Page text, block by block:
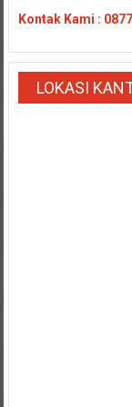
Payakumbung/
pati/
Sarilamak/
Hulu
Kontak Kami :
LOKASI